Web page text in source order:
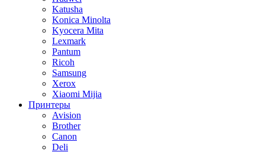
Katusha
Konica Minolta
Kyocera Mita
Lexmark
Pantum
Ricoh
Samsung
Xerox
Xiaomi Mijia
Принтеры
Avision
Brother
Canon
Deli